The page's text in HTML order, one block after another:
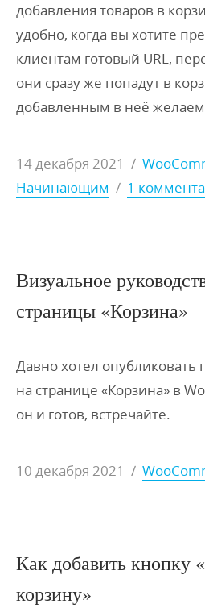
добавления товаров в
удобно, когда вы хотите
клиентам готовый URL,
они сразу же попадут в
добавленным в неё
14 декабря 2021 /
Начинающим / 1
Визуальное
страницы «Корзина»
Давно хотел опубликовать
на странице «Корзина» в
он и готов, встречайте.
10 декабря 2021 /
Как добавить кнопку
корзину»